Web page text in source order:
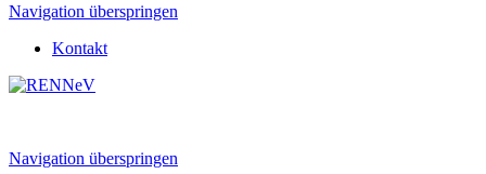
Navigation überspringen
Kontakt
Navigation überspringen